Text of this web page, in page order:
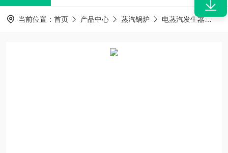
当前位置： 首页 产品中心 蒸汽锅炉 电蒸汽发生器 上